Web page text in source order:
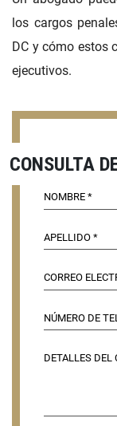
los cargos
DC y cómo estos
ejecutivos.
CONSULTA